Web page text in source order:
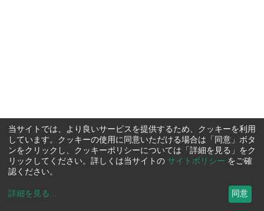
当サイトでは、より良いサービスを提供するため、クッキーを利用
しています。クッキーの使用に同意いただける場合は「同意」ボタ
ンをクリックし、クッキーポリシーについては「詳細を見る」をク
リックしてください。詳しくは当サイトの サイトポリシー をご確
認ください。
詳細を見る ... 同意